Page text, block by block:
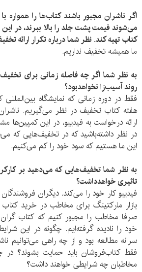
اگر ناشران مجبور باشند کتاب‌ها را همواره
می‌شوند قیمت پشت جلد را بالا ببرند، در
کتاب تهیه کند. نظر شما درباره تکرار ارائه
ما همیشه تخفیف نداریم.
به نظر شما اگر چه فاصله زمانی برای
روند آسیب‌زا نخواهدبود؟
فقط در دوره زمانی که نمایشگاه
هفته کتاب تخفیف در نظر می‌گیریم. ناشران
ارائه درخواست به فیدیبو، در این کمپین‌ها
در نظر داشته‌باشید که در تخفیف‌هایی که
این ما هستیم که سود خود را کم می‌کنیم.
به نظر شما تخفیف‌هایی که می‌دهید بر
تاثیری خواهدداشت؟
فیدیبو کار خود را می‌کند. دیگران
بازار مارکتینگ برای مخاطب در خرید کتاب
صرفا مخاطب را مجبور کنیم که کتاب گران
خود را نادیده گرفته‌ایم. چگونه در این
سرانه مطالعه بود و از چه راهی می‌توانیم
فقط کتاب‌فروشان باید حمایت بشوند؟ در
مخاطبان چه شرایطی خواهند داشت؟